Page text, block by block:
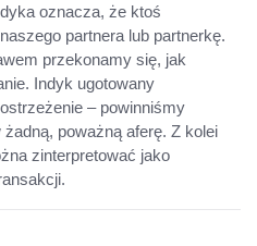
oznacza, że ktoś
partnera lub partnerkę.
przekonamy się, jak
Indyk ugotowany
– powinniśmy
poważną aferę. Z kolei
zinterpretować jako